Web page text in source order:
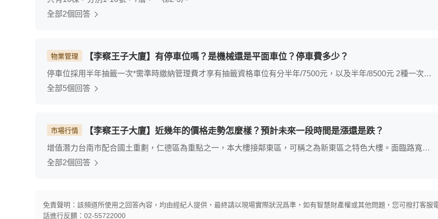
全部2個回答
物業管理 【李察王子大廈】有停車位嗎？是機械還是平面車位？停車費多少？
停車位採用半年抽籤一次*需準時繳納管理費才享有抽籤資格車位有分半年/7500元，以及半年/8500元 2種一次半
年繳
全部5個回答
市場行情 【李察王子大廈】近幾年的價格走勢怎麼樣？預計未來一段時間是漲還是跌？
增值潛力台南市配合國土重劃，仁德區為重點之一，本大樓接鄰東區，可稱之為新東區之特色大樓。面臨路寬
16m，對面農會附近銀行，左邊區公所、市場，鄰近學校、超市、家樂福生活機能方便。交通便利，上仁德交流
全部2個回答
免責聲明：該頻道所使用之回答內容，均由經紀人提供，最終請以現場實際狀況爲準，如有智慧財產權或其他問題，您可撥打客服
話進行反饋：02-55722000